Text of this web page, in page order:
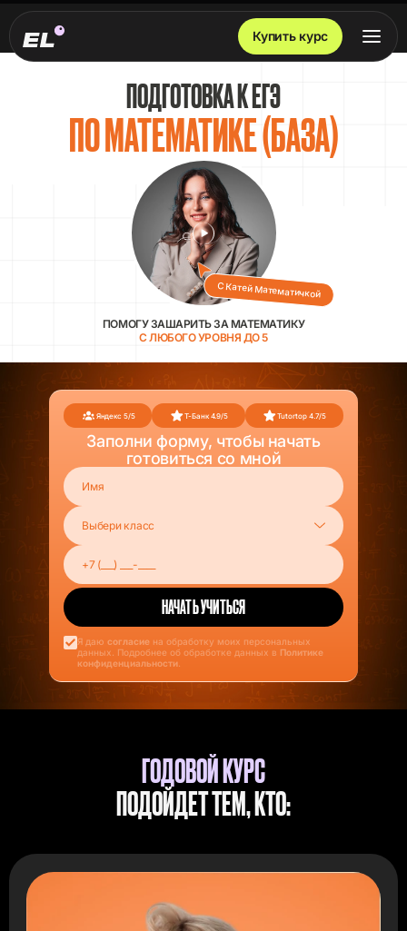
Купить курс
ПОДГОТОВКА К ЕГЭ
ПО МАТЕМАТИКЕ (БАЗА)
С Катей Математичкой
ПОМОГУ ЗАШАРИТЬ ЗА МАТЕМАТИКУ
С ЛЮБОГО УРОВНЯ ДО 5
Яндекс 5/5 Т-Банк 4.9/5 Tutortop 4.7/5
Заполни форму, чтобы начать
готовиться со мной
Я даю согласие на обработку моих персональных
данных. Подробнее об обработке данных в Политике
конфиденциальности
ГОДОВОЙ КУРС
ПОДОЙДЕТ ТЕМ, КТО: